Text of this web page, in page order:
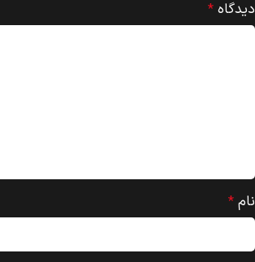
دیدگاه *
نام *